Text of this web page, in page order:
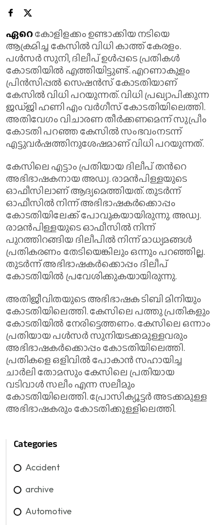
ഏറെകോളിളക്കം ഉണ്ടാക്കിയ നടിയെ
ആക്രമിച്ച കേസിൽ വിധി കാത്ത് കേരളം.
പള്‍സര്‍ സുനി, ദിലീപ് ഉൾപ്പടെ പ്രതികൾ
കോടതിയിൽ എത്തിയിട്ടുണ്ട്. എറണാകുളം
പ്രിന്‍സിപ്പൽ സെഷൻസ് കോടതിയാണ്
കേസിൽ വിധി പറയുന്നത്. വിധി പ്രഖ്യാപിക്കുന്ന
ജഡ്ജി ഹണി എം വര്‍ഗീസ് കോടതിയിലെത്തി.
അതിവേഗം വിചാരണ തീര്‍ക്കണമെന്ന് സുപ്രീം
കോടതി പറഞ്ഞ കേസില്‍ സംഭവംനടന്ന്
എട്ടുവര്‍ഷത്തിനുശേഷമാണ് വിധി പറയുന്നത്.
കേസിലെ എട്ടാം പ്രതിയായ ദിലീപ് തന്‍റെ
അഭിഭാഷകനായ അഡ്വ. രാമൻപിള്ളയുടെ
ഓഫീസിലാണ് ആദ്യമെത്തിയത്. തുടര്‍ന്ന്
ഓഫീസിൽ നിന്ന് അഭിഭാഷകര്‍ക്കൊപ്പം
കോടതിയിലേക്ക് പോവുകയായിരുന്നു. അഡ്വ.
രാമൻപിള്ളയുടെ ഓഫീസിൽ നിന്ന്
പുറത്തിറങ്ങിയ ദിലീപിൽ നിന്ന് മാധ്യമങ്ങള്‍
പ്രതികരണം തേടിയെങ്കിലും ഒന്നും പറഞ്ഞില്ല.
തുടര്‍ന്ന് അഭിഭാഷകര്‍ക്കൊപ്പം ദിലീപ്
കോടതിയിൽ പ്രവേശിക്കുകയായിരുന്നു.
അതിജീവിതയുടെ അഭിഭാഷക ടിബി മിനിയും
കോടതിയിലെത്തി. കേസിലെ പത്തു പ്രതികളും
കോടതിയിൽ നേരിട്ടെത്തണം. കേസിലെ ഒന്നാം
പ്രതിയായ പള്‍സര്‍ സുനിയടക്കമുള്ളവരും
അഭിഭാഷകര്‍ക്കൊപ്പം കോടതിയിലെത്തി.
പ്രതികളെ ഒളിവിൽ പോകാൻ സഹായിച്ച
ചാര്‍ലി തോമസും കേസിലെ പ്രതിയായ
വടിവാള്‍ സലീം എന്ന സലീമും
കോടതിയിലെത്തി. പ്രോസിക്യൂട്ടര്‍ അടക്കമുള്ള
അഭിഭാഷകരും കോടതിക്കുള്ളിലെത്തി.
Categories
Accident
archive
Automotive